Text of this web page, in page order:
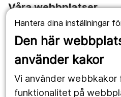
Hantera dina inställningar
Den här
använder kakor
Vi använder
funktionalitet på
Våra webbplatser
1177.se
Länstrafiken
Utveckling